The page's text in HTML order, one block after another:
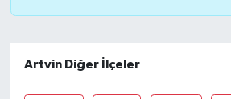
Artvin Diğer İlçeler